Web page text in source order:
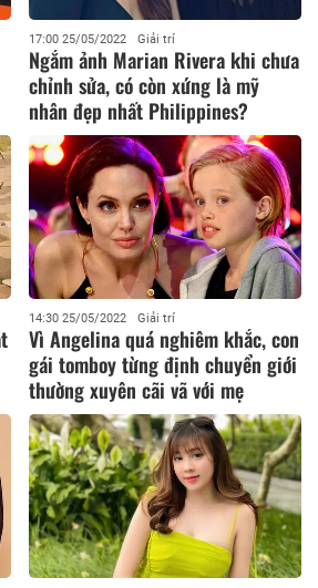
17:00 25/05/2022 Giải trí
Ngắm ảnh Marian Rivera khi chưa
chỉnh sửa, có còn xứng là mỹ
nhân đẹp nhất Philippines?
14:30 25/05/2022 Giải trí
Vì Angelina quá nghiêm khắc, con
gái tomboy từng định chuyển giới
thường xuyên cãi vã với mẹ